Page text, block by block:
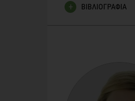
ΒΙΒΛΙΟΓΡΑΦΙΑ
U.S. Department
Craig et al. Position
Jul;109(7):1266-82.